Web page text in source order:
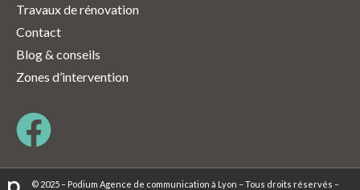
Travaux de rénovation
Contact
Blog & conseils
Zones d’intervention
© 2025 – Podium Agence de communication à Lyon – Tous droits réservés –